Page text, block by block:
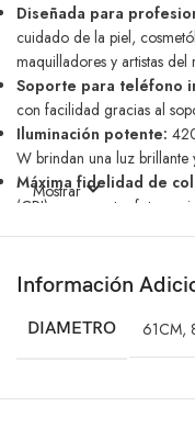
Diseñada para
cuidado de la piel,
maquilladores y artistas del
Soporte para teléfono
con facilidad gracias al
Iluminación potente:
W brindan una luz brillante
Máxima fidelidad de
(CRI) para que tus fotos y
Diseño versátil:seis
Portátil y ligera:
llévala
Mostrar
Información
DIAMETRO 61CM,